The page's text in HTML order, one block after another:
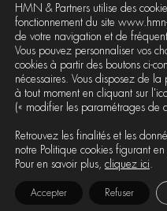
Le Cabinet Les
HMN TOUS DROITS RÉSERVÉS
7 Place d'Iéna
75116 Paris
LÉGALE
POLITIQUE DE
HMN & Partners utilise des
fonctionnement du site
de votre navigation et de
Vous pouvez personnaliser vos
cookies à partir des boutons ci-
nécessaires. Vous disposez de
à tout moment en cliquant sur
(« modifier les paramétrages de
Retrouvez les finalités et les
notre Politique cookies figurant
Pour en savoir plus, cliquez ici.
Accepter Refuser